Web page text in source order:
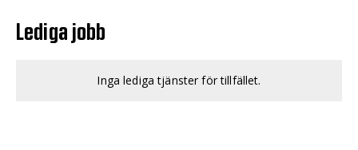
Lediga jobb
Inga lediga tjänster för tillfället.